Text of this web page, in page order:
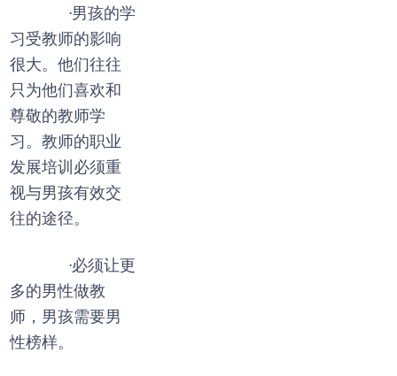
·男孩的学
习受教师的影响
很大。他们往往
只为他们喜欢和
尊敬的教师学
习。教师的职业
发展培训必须重
视与男孩有效交
往的途径。
·必须让更
多的男性做教
师，男孩需要男
性榜样。